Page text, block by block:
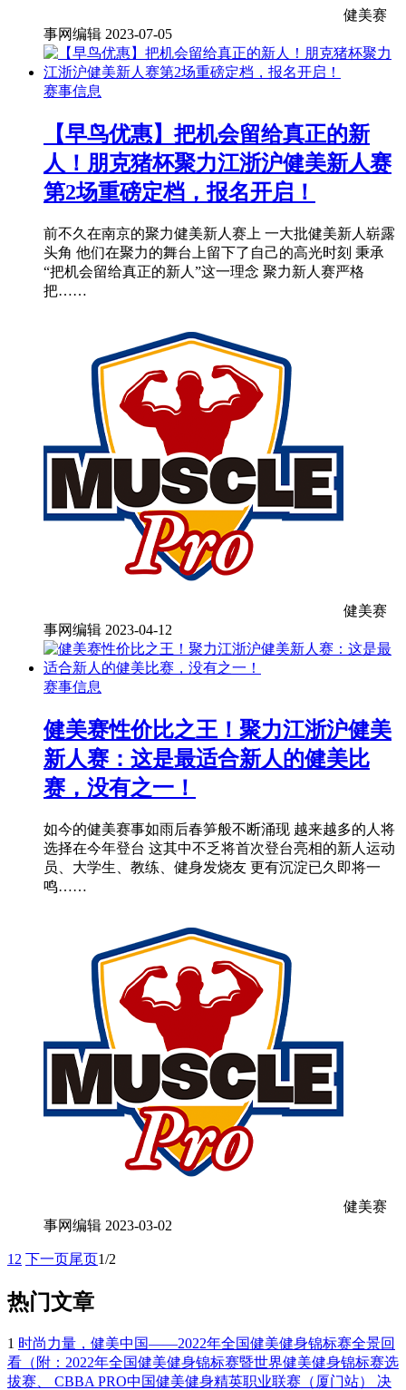
健美赛
事网编辑 2023-07-05
赛事信息
【早鸟优惠】把机会留给真正的新
人！朋克猪杯聚力江浙沪健美新人赛
第2场重磅定档，报名开启！
前不久在南京的聚力健美新人赛上 一大批健美新人崭露
头角 他们在聚力的舞台上留下了自己的高光时刻 秉承
“把机会留给真正的新人”这一理念 聚力新人赛严格
把……
健美赛
事网编辑 2023-04-12
赛事信息
健美赛性价比之王！聚力江浙沪健美
新人赛：这是最适合新人的健美比
赛，没有之一！
如今的健美赛事如雨后春笋般不断涌现 越来越多的人将
选择在今年登台 这其中不乏将首次登台亮相的新人运动
员、大学生、教练、健身发烧友 更有沉淀已久即将一
鸣……
健美赛
事网编辑 2023-03-02
1 2 下一页尾页1/2
热门文章
1 时尚力量，健美中国——2022年全国健美健身锦标赛全景回
看（附：2022年全国健美健身锦标赛暨世界健美健身锦标赛选
拔赛、 CBBA PRO中国健美健身精英职业联赛（厦门站） 决